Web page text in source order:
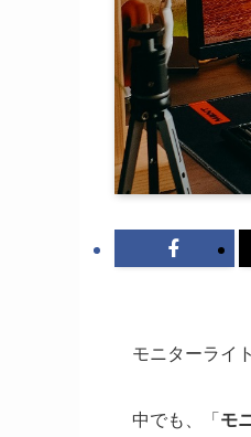
モニターライ
中でも、「モ